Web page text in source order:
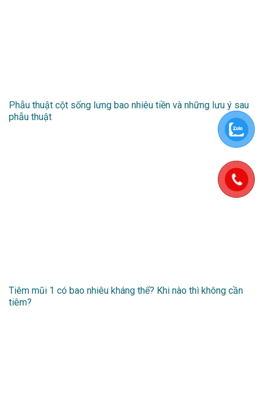
Phẫu thuật cột sống lưng bao nhiêu tiền và những lưu ý sau
phẫu thuật
Tiêm mũi 1 có bao nhiêu kháng thể? Khi nào thì không cần
tiêm?